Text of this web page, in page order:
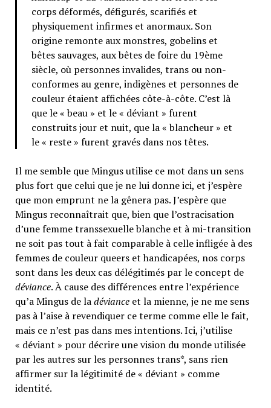
corps déformés, défigurés, scarifiés et
physiquement infirmes et anormaux. Son
origine remonte aux monstres, gobelins et
bêtes sauvages, aux bêtes de foire du 19ème
siècle, où personnes invalides, trans ou non-
conformes au genre, indigènes et personnes de
couleur étaient affichées côte-à-côte. C’est là
que le « beau » et le « déviant » furent
construits jour et nuit, que la « blancheur » et
le « reste » furent gravés dans nos têtes.
Il me semble que Mingus utilise ce mot dans un sens
plus fort que celui que je ne lui donne ici, et j’espère
que mon emprunt ne la gênera pas. J’espère que
Mingus reconnaîtrait que, bien que l’ostracisation
d’une femme transsexuelle blanche et à mi-transition
ne soit pas tout à fait comparable à celle infligée à des
femmes de couleur queers et handicapées, nos corps
sont dans les deux cas délégitimés par le concept de
déviance. À cause des différences entre l’expérience
qu’a Mingus de ladévianceet la mienne, je ne me sens
pas à l’aise à revendiquer ce terme comme elle le fait,
mais ce n’est pas dans mes intentions. Ici, j’utilise
« déviant » pour décrire une vision du monde utilisée
par les autres sur les personnes trans*, sans rien
affirmer sur la légitimité de « déviant » comme
identité.